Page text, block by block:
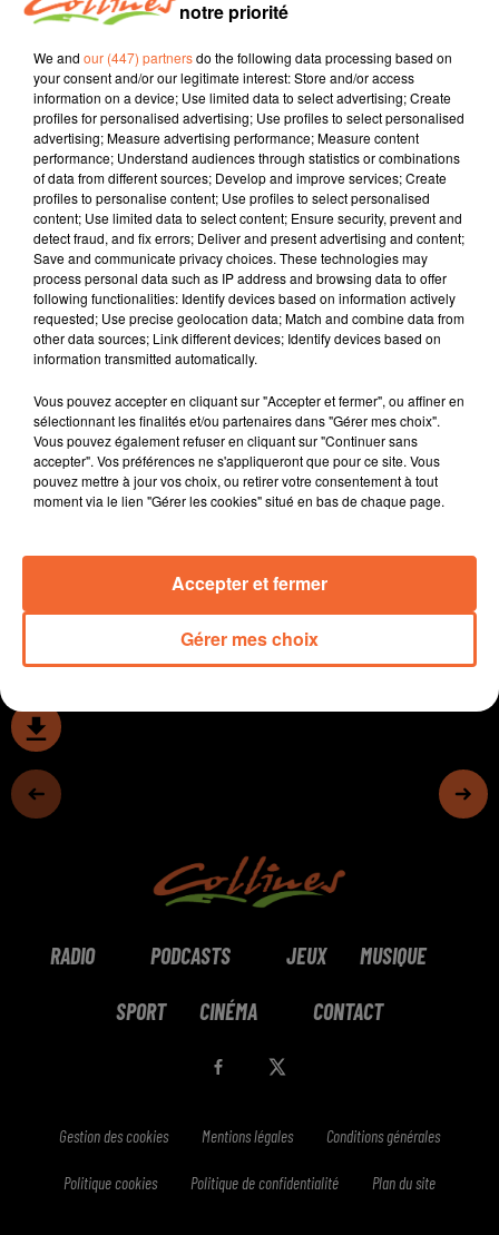
26 septembre 2025
LE COACH DE CHOLET BASKET FABRICE LEFRANÇOIS
Ouest-France, Collines la Radio
1er invité de la 2ème saison de Cholet Basket le
Podcast
Avant le retour officiel du championnat, Fabrice
Lefrançois est longuement revenu sur toute la
présaison de Cholet Basket : l’intégration des nouveaux
joueurs, le bilan de la préparation, les objectifs à venir
après une année exceptionnelle terminée à la
quatrième place de Betclic Élite, son rapport à
l’arbitrage… Le meilleur coach d’Élite en 2025-2026 n’a
Dans une émission toujours animée par Philippe
Audouin, les journalistes de Ouest-France et de Collines
La Radio parlent de leurs joueurs coups de cœur
durant cette préparation, de ceux qui ont davantage
son regard. Bonne écoute !
0:00 0:00
RADIO PODCASTS JEUX MUSIQUE
SPORT CINÉMA CONTACT
Gestion des cookies Mentions légales Conditions générales
Politique cookies Politique de confidentialité Plan du site
notre priorité
We and our (447) partnersdo the following data processing based on
your consent and/or our legitimate interest: Store and/or access
information on a device; Use limited data to select advertising; Create
profiles for personalised advertising; Use profiles to select personalised
advertising; Measure advertising performance; Measure content
performance; Understand audiences through statistics or combinations
of data from different sources; Develop and improve services; Create
profiles to personalise content; Use profiles to select personalised
content; Use limited data to select content; Ensure security, prevent and
detect fraud, and fix errors; Deliver and present advertising and content;
Save and communicate privacy choices. These technologies may
process personal data such as IP address and browsing data to offer
following functionalities: Identify devices based on information actively
requested; Use precise geolocation data; Match and combine data from
other data sources; Link different devices; Identify devices based on
information transmitted automatically.
Vous pouvez accepter en cliquant sur "Accepter et fermer", ou affiner en
sélectionnant les finalités et/ou partenaires dans "Gérer mes choix".
Vous pouvez également refuser en cliquant sur "Continuer sans
accepter". Vos préférences ne s'appliqueront que pour ce site. Vous
pouvez mettre à jour vos choix, ou retirer votre consentement à tout
moment via le lien "Gérer les cookies" situé en bas de chaque page.
Gérer mes choix
Accepter et fermer